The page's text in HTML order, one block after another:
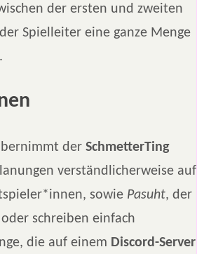
der ersten und zweiten
Spielleiter eine ganze Menge
der SchmetterTing
verständlicherweise auf
sowie Pasuht, der
schreiben einfach
die auf einem Discord-Server